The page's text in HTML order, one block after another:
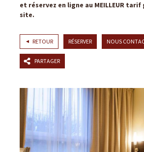
et réservez en ligne au MEILLEUR
site.
RETOUR RÉSERVER NOUS
PARTAGER